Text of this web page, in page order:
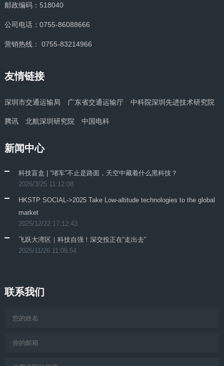
邮政编码：518040
公司电话：0755-86088666
营销热线： 0755-83214966
友情链接
深圳市交通运输局 广东省交通运输厅 中科院深圳先进技术研究院
腾讯 北航深圳研究院 中国电科
新闻中心
科技盲盒 | “堵车”不止是路面，天空中藏着什么黑科技？
2026/3/25 11:12:08
HKSTP SOCIAL->2025 Take Low-altitude technologies to the global
market
2025/12/22 17:12:43
飞跃大湾区｜科技自强！深交投正在“走出去”
2025/11/26 11:05:54
联系我们